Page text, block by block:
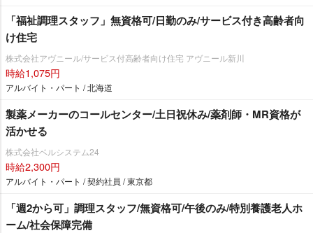
「福祉調理スタッフ」無資格可/日勤のみ/サービス付き高齢者向
け住宅
株式会社アヴニール/サービス付高齢者向け住宅 アヴニール新川
時給1,075円
アルバイト・パート / 北海道
製薬メーカーのコールセンター/土日祝休み/薬剤師・MR資格が
活かせる
株式会社ベルシステム24
時給2,300円
アルバイト・パート / 契約社員 / 東京都
「週2から可」調理スタッフ/無資格可/午後のみ/特別養護老人ホ
ーム/社会保障完備